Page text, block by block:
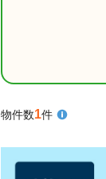
物件数1件